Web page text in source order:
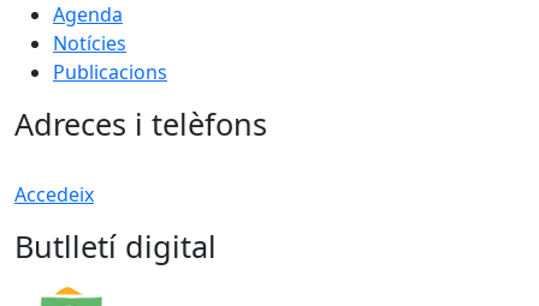
Agenda
Notícies
Publicacions
Adreces i telèfons
Accedeix
Butlletí digital